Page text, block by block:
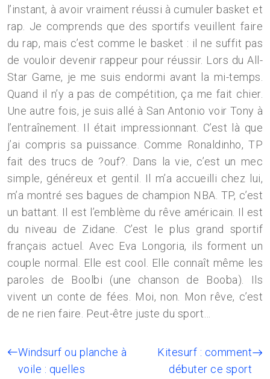
l’instant, à avoir vraiment réussi à cumuler basket et
rap. Je comprends que des sportifs veuillent faire
du rap, mais c’est comme le basket : il ne suffit pas
de vouloir devenir rappeur pour réussir. Lors du All-
Star Game, je me suis endormi avant la mi-temps.
Quand il n’y a pas de compétition, ça me fait chier.
Une autre fois, je suis allé à San Antonio voir Tony à
l’entraînement. Il était impressionnant. C’est là que
j’ai compris sa puissance. Comme Ronaldinho, TP
fait des trucs de ?ouf?. Dans la vie, c’est un mec
simple, généreux et gentil. Il m’a accueilli chez lui,
m’a montré ses bagues de champion NBA. TP, c’est
un battant. Il est l’emblème du rêve américain. Il est
du niveau de Zidane. C’est le plus grand sportif
français actuel. Avec Eva Longoria, ils forment un
couple normal. Elle est cool. Elle connaît même les
paroles de Boolbi (une chanson de Booba). Ils
vivent un conte de fées. Moi, non. Mon rêve, c’est
de ne rien faire. Peut-être juste du sport…
Windsurf ou planche à
voile : quelles
Kitesurf : comment
débuter ce sport